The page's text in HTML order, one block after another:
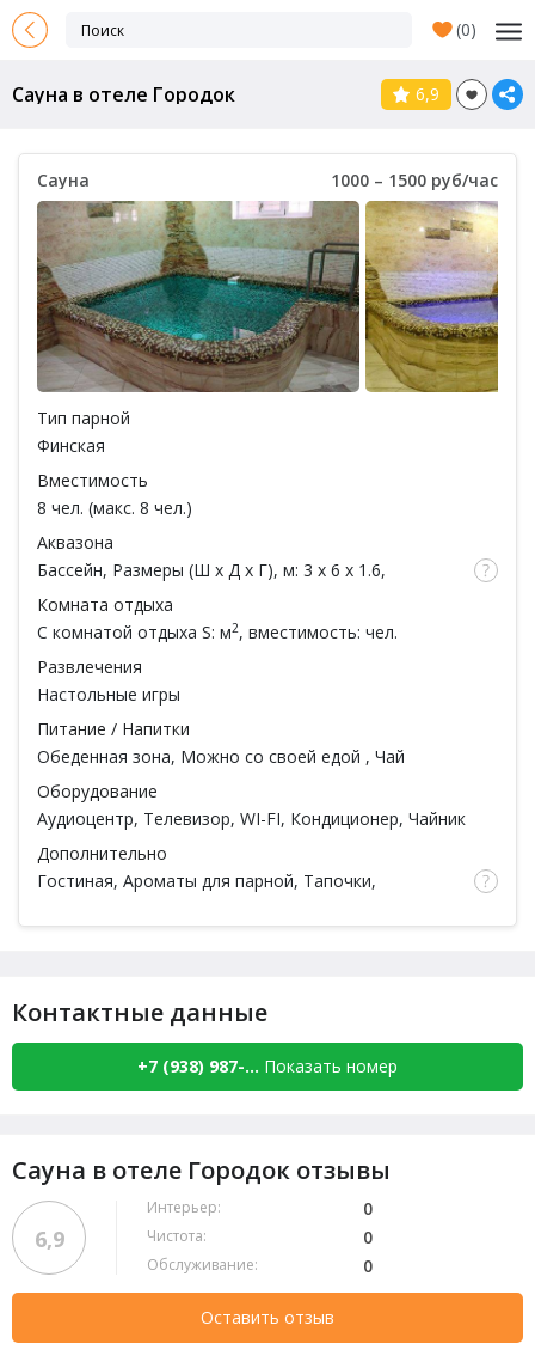
(0)
Сауна в отеле Городок 6,9
Сауна 1000 – 1500 руб/час
Тип парной
Финская
Вместимость
8 чел. (макс. 8 чел.)
Аквазона
Бассейн, Размеры (Ш x Д x Г), м: 3 x 6 x 1.6,
Комната отдыха
С комнатой отдыха S: м2, вместимость: чел.
Развлечения
Настольные игры
Питание / Напитки
Обеденная зона, Можно со своей едой , Чай
Оборудование
Аудиоцентр, Телевизор, WI-FI, Кондиционер, Чайник
Дополнительно
Гостиная, Ароматы для парной, Тапочки,
Мочалка, Посуда,Парильщик, Парковка,Гостиница
Контактные данные
+7 (938) 987-... Показать номер
Сауна в отеле Городок отзывы
6,9
Интерьер: 0
Чистота: 0
Обслуживание: 0
Оставить отзыв